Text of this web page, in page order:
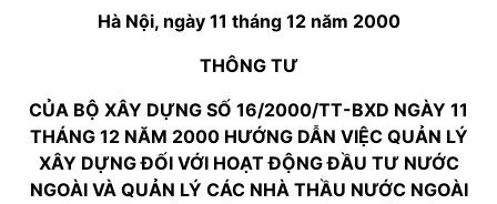
Hà Nội, ngày 11 tháng 12 năm 2000
THÔNG TƯ
CỦA BỘ XÂY DỰNG SỐ 16/2000/TT-BXD NGÀY 11
THÁNG 12 NĂM 2000 HƯỚNG DẪN VIỆC QUẢN LÝ
XÂY DỰNG ĐỐI VỚI HOẠT ĐỘNG ĐẦU TƯ NƯỚC
NGOÀI VÀ QUẢN LÝ CÁC NHÀ THẦU NƯỚC NGOÀI